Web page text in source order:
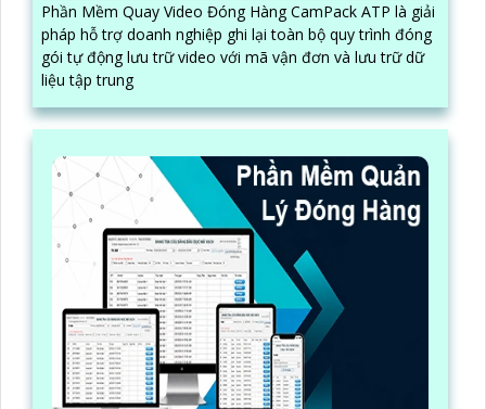
Phần Mềm Quay Video Đóng Hàng CamPack ATP là giải
pháp hỗ trợ doanh nghiệp ghi lại toàn bộ quy trình đóng
gói tự động lưu trữ video với mã vận đơn và lưu trữ dữ
liệu tập trung